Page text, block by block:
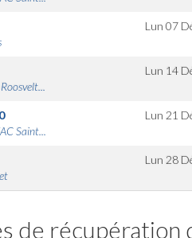
Lun 07
Lun 14
Saint...
Lun 21
Lun 28
de